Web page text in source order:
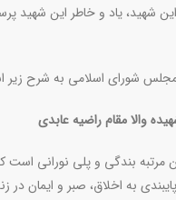
شهید، یاد و خاطر این شهید
شورای اسلامی به شرح زیر
والا مقام راضیه عابدی
مرتبه بندگی و پلی نورانی است
به اخلاق، صبر و ایمان